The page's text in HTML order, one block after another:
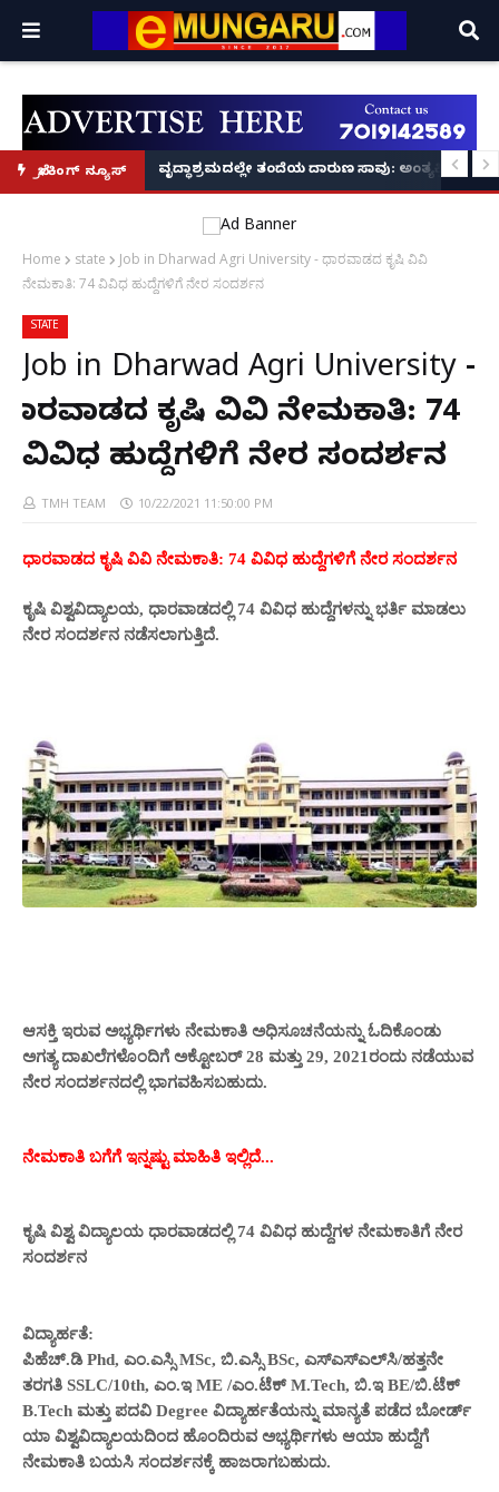
ಬ್ರೇಕಿಂಗ್ ನ್ಯೂಸ್
ನಟಿ ಸುಸ್ಮಿತಾ ಮುಖರ್ಜಿ ಕಣ್ಣೀರಿನ ಹಣೆಬರಹ!
ಕೇರಳದಲ್ಲಿ NIA ಕಾರ್ಯಾಚರಣೆ, ಮತ್ತೊಬ್ಬ ಪ್ರಮುಖ ಆರೋಪಿ ವಶಕ್ಕೆ!
ವೃದ್ಧಾಶ್ರಮದಲ್ಲೇ ತಂದೆಯ ದಾರುಣ ಸಾವು:
Home state
Job in Dharwad Agri University - ಧಾರವಾಡದ ಕೃಷಿ ವಿವಿ
ನೇಮಕಾತಿ: 74 ವಿವಿಧ ಹುದ್ದೆಗಳಿಗೆ ನೇರ ಸಂದರ್ಶನ
STATE
Job in Dharwad Agri University -
ಧಾರವಾಡದ ಕೃಷಿ ವಿವಿ ನೇಮಕಾತಿ: 74
ವಿವಿಧ ಹುದ್ದೆಗಳಿಗೆ ನೇರ ಸಂದರ್ಶನ
TMH TEAM 10/22/2021 11:50:00 PM
ಧಾರವಾಡದ ಕೃಷಿ ವಿವಿ ನೇಮಕಾತಿ: 74 ವಿವಿಧ ಹುದ್ದೆಗಳಿಗೆ ನೇರ ಸಂದರ್ಶನ
ಕೃಷಿ ವಿಶ್ವವಿದ್ಯಾಲಯ, ಧಾರವಾಡದಲ್ಲಿ 74 ವಿವಿಧ ಹುದ್ದೆಗಳನ್ನು ಭರ್ತಿ ಮಾಡಲು
ನೇರ ಸಂದರ್ಶನ ನಡೆಸಲಾಗುತ್ತಿದೆ.
ಆಸಕ್ತಿ ಇರುವ ಅಭ್ಯರ್ಥಿಗಳು ನೇಮಕಾತಿ ಅಧಿಸೂಚನೆಯನ್ನು ಓದಿಕೊಂಡು
ಅಗತ್ಯ ದಾಖಲೆಗಳೊಂದಿಗೆ ಅಕ್ಟೋಬರ್ 28 ಮತ್ತು 29, 2021ರಂದು ನಡೆಯುವ
ನೇರ ಸಂದರ್ಶನದಲ್ಲಿ ಭಾಗವಹಿಸಬಹುದು.
ನೇಮಕಾತಿ ಬಗೆಗೆ ಇನ್ನಷ್ಟು ಮಾಹಿತಿ ಇಲ್ಲಿದೆ...
ಕೃಷಿ ವಿಶ್ವ ವಿದ್ಯಾಲಯ ಧಾರವಾಡದಲ್ಲಿ 74 ವಿವಿಧ ಹುದ್ದೆಗಳ ನೇಮಕಾತಿಗೆ ನೇರ
ಸಂದರ್ಶನ
ವಿದ್ಯಾರ್ಹತೆ:
ಪಿಹೆಚ್‌.ಡಿ Phd, ಎಂ.ಎಸ್ಸಿ MSc, ಬಿ.ಎಸ್ಸಿ BSc, ಎಸ್‌ಎಸ್‌ಎಲ್‌ಸಿ/ಹತ್ತನೇ
ತರಗತಿ SSLC/10th, ಎಂ.ಇ ME /ಎಂ.ಟೆಕ್ M.Tech, ಬಿ.ಇ BE/ಬಿ.ಟೆಕ್
B.Tech ಮತ್ತು ಪದವಿ Degree ವಿದ್ಯಾರ್ಹತೆಯನ್ನು ಮಾನ್ಯತೆ ಪಡೆದ ಬೋರ್ಡ್
ಯಾ ವಿಶ್ವವಿದ್ಯಾಲಯದಿಂದ ಹೊಂದಿರುವ ಅಭ್ಯರ್ಥಿಗಳು ಆಯಾ ಹುದ್ದೆಗೆ
ನೇಮಕಾತಿ ಬಯಸಿ ಸಂದರ್ಶನಕ್ಕೆ ಹಾಜರಾಗಬಹುದು.